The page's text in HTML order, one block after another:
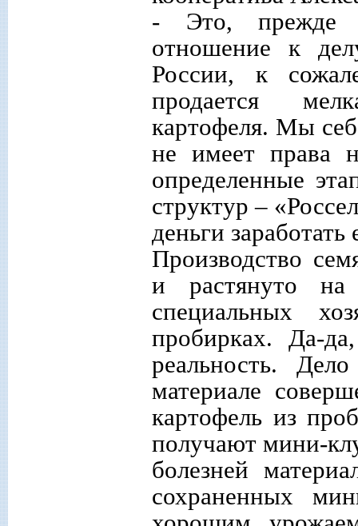
- Это, прежде
отношение к
России, к
продается
картофеля. Мы
не имеет права
определенные
структур –
деньги
Производство
и растянуто
специальных
пробирках. Да-
реальность.
материале
картофель из
получают мини-
болезней
сохраненных